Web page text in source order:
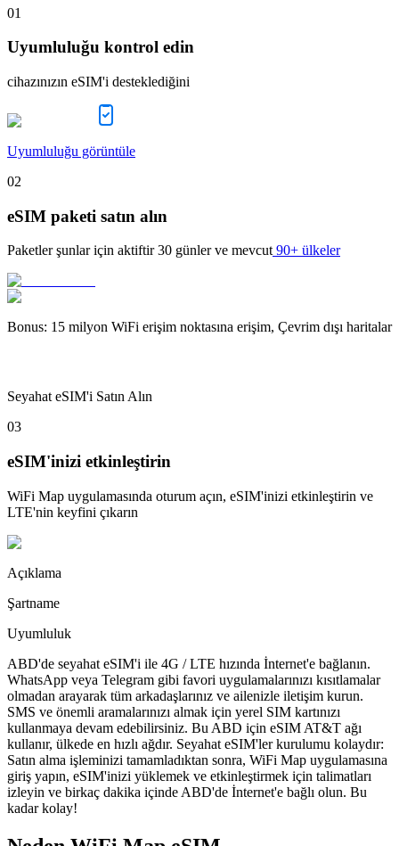
01
Uyumluluğu kontrol edin
cihazınızın eSIM'i desteklediğini
Uyumluluğu görüntüle
02
eSIM paketi satın alın
Paketler şunlar için aktiftir 30 günler ve mevcut 90+ ülkeler
Bonus: 15 milyon WiFi erişim noktasına erişim, Çevrim dışı haritalar
Seyahat eSIM'i Satın Alın
03
eSIM'inizi etkinleştirin
WiFi Map uygulamasında oturum açın, eSIM'inizi etkinleştirin ve
LTE'nin keyfini çıkarın
Açıklama
Şartname
Uyumluluk
ABD'de seyahat eSIM'i ile 4G / LTE hızında İnternet'e bağlanın.
WhatsApp veya Telegram gibi favori uygulamalarınızı kısıtlamalar
olmadan arayarak tüm arkadaşlarınız ve ailenizle iletişim kurun.
SMS ve önemli aramalarınızı almak için yerel SIM kartınızı
kullanmaya devam edebilirsiniz. Bu ABD için eSIM AT&T ağı
kullanır, ülkede en hızlı ağdır. Seyahat eSIM'ler kurulumu kolaydır:
Satın alma işleminizi tamamladıktan sonra, WiFi Map uygulamasına
giriş yapın, eSIM'inizi yüklemek ve etkinleştirmek için talimatları
izleyin ve birkaç dakika içinde ABD'de İnternet'e bağlı olun. Bu
kadar kolay!